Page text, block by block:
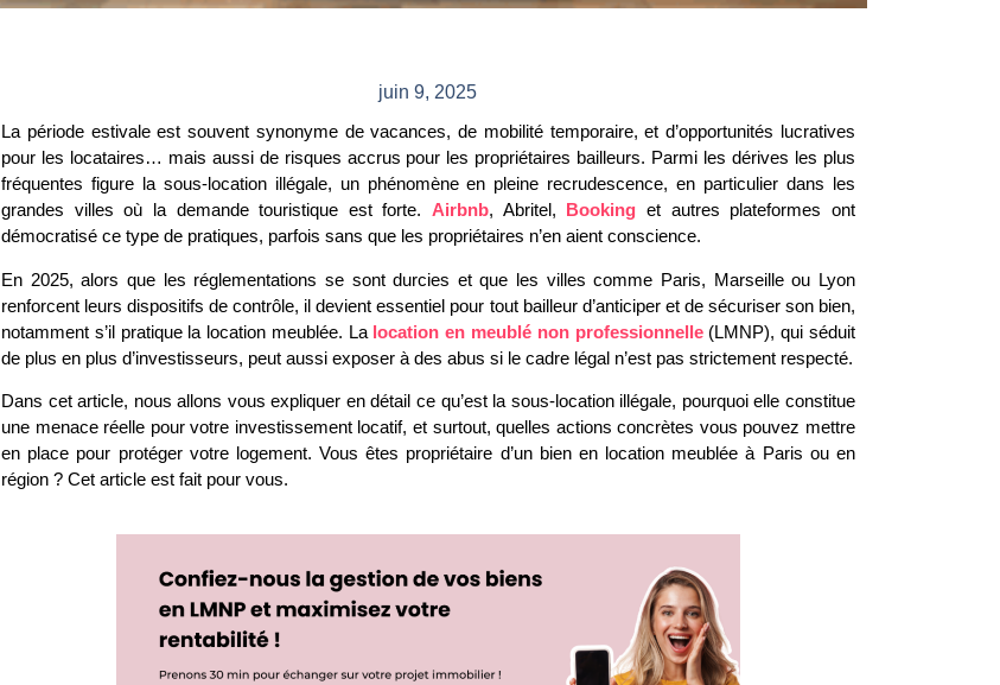
juin 9, 2025
La période estivale est souvent synonyme de vacances, de mobilité temporaire, et d’opportunités lucratives
pour les locataires… mais aussi de risques accrus pour les propriétaires bailleurs. Parmi les dérives les plus
fréquentes figure la sous-location illégale, un phénomène en pleine recrudescence, en particulier dans les
grandes villes où la demande touristique est forte. Airbnb, Abritel, Booking et autres plateformes ont
démocratisé ce type de pratiques, parfois sans que les propriétaires n’en aient conscience.
En 2025, alors que les réglementations se sont durcies et que les villes comme Paris, Marseille ou Lyon
renforcent leurs dispositifs de contrôle, il devient essentiel pour tout bailleur d’anticiper et de sécuriser son bien,
notamment s’il pratique la location meublée. La location en meublé non professionnelle(LMNP), qui séduit
de plus en plus d’investisseurs, peut aussi exposer à des abus si le cadre légal n’est pas strictement respecté.
Dans cet article, nous allons vous expliquer en détail ce qu’est la sous-location illégale, pourquoi elle constitue
une menace réelle pour votre investissement locatif, et surtout, quelles actions concrètes vous pouvez mettre
en place pour protéger votre logement. Vous êtes propriétaire d’un bien en location meublée à Paris ou en
région ? Cet article est fait pour vous.